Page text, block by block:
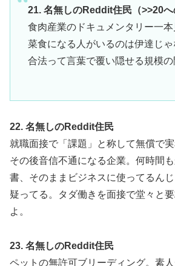
21. 名無しのReddit住民（>>20へ
食肉産業のドキュメンタリー一
菜食になる人がいるのは伊達じ
合法って言葉で覆い隠せる規模の
22. 名無しのReddit住民
就職面接で「課題」と称して無償で実
その後音信不通になる企業。何時間
書、そのままビジネスに使ってるん
疑ってる。タダ働きを面接で堂々と
よ。
23. 名無しのReddit住民
ペットの無許可ブリーディング。素